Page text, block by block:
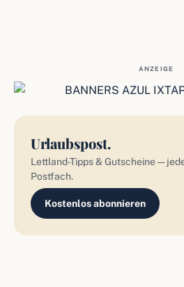
ANZEIGE
Urlaubspost.
Lettland-Tipps & Gutscheine —
Postfach.
Kostenlos abonnieren